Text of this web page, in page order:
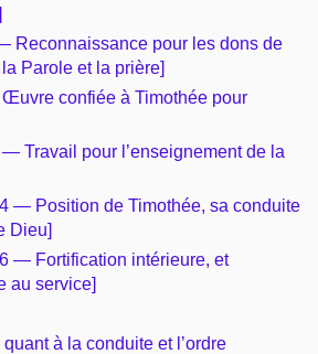
Reconnaissance pour les dons de
Parole et la prière]
confiée à Timothée pour
— Travail pour l’enseignement de la
— Position de Timothée, sa conduite
Dieu]
— Fortification intérieure, et
au service]
à la conduite et l’ordre